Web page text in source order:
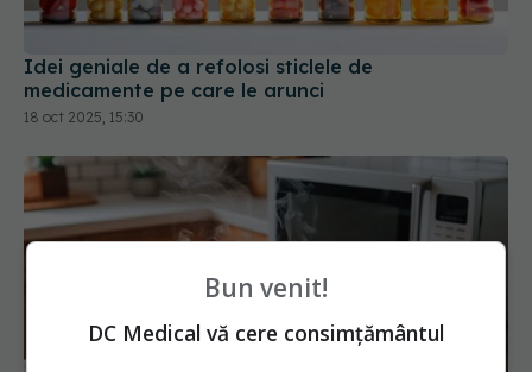
Idei geniale de a refolosi sticlele de
medicamente pe care le arunci
18 oct 2025, 15:30
Bun venit!
DC Medical vă cere consimțământul